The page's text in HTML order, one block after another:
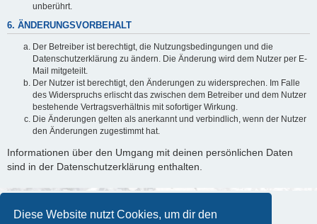
Diese Website nutzt Cookies, um dir den
unberührt.
6. ÄNDERUNGSVORBEHALT
Der Betreiber ist berechtigt, die Nutzungsbedingungen und die
Datenschutzerklärung zu ändern. Die Änderung wird dem Nutzer per E-
Mail mitgeteilt.
Der Nutzer ist berechtigt, den Änderungen zu widersprechen. Im Falle
des Widerspruchs erlischt das zwischen dem Betreiber und dem Nutzer
bestehende Vertragsverhältnis mit sofortiger Wirkung.
Die Änderungen gelten als anerkannt und verbindlich, wenn der Nutzer
den Änderungen zugestimmt hat.
Informationen über den Umgang mit deinen persönlichen Daten
sind in der Datenschutzerklärung enthalten.